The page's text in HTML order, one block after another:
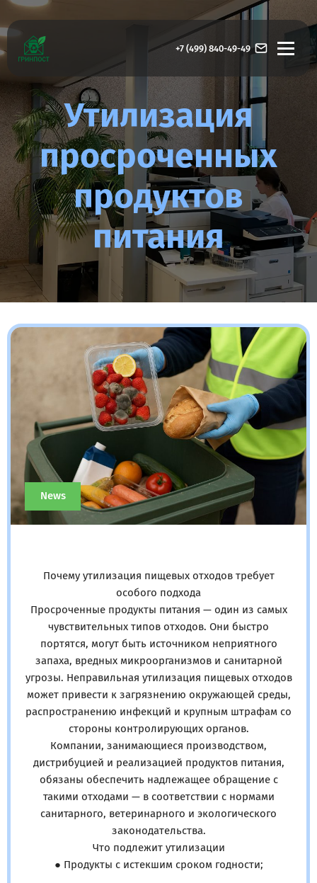
+7 (499) 840-49-49
Утилизация
просроченных
продуктов
питания
News
Почему утилизация пищевых отходов требует
особого подхода
Просроченные продукты питания — один из самых
чувствительных типов отходов. Они быстро
портятся, могут быть источником неприятного
запаха, вредных микроорганизмов и санитарной
угрозы. Неправильная утилизация пищевых отходов
может привести к загрязнению окружающей среды,
распространению инфекций и крупным штрафам со
стороны контролирующих органов.
Компании, занимающиеся производством,
дистрибуцией и реализацией продуктов питания,
обязаны обеспечить надлежащее обращение с
такими отходами — в соответствии с нормами
санитарного, ветеринарного и экологического
законодательства.
Что подлежит утилизации
● Продукты с истекшим сроком годности;